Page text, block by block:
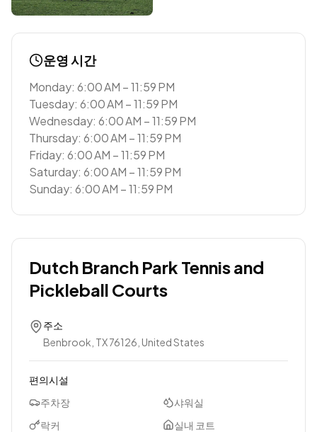
운영 시간
Monday: 6:00 AM – 11:59 PM
Tuesday: 6:00 AM – 11:59 PM
Wednesday: 6:00 AM – 11:59 PM
Thursday: 6:00 AM – 11:59 PM
Friday: 6:00 AM – 11:59 PM
Saturday: 6:00 AM – 11:59 PM
Sunday: 6:00 AM – 11:59 PM
Dutch Branch Park Tennis and
Pickleball Courts
주소
Benbrook, TX 76126, United States
편의시설
주차장
샤워실
락커
실내 코트